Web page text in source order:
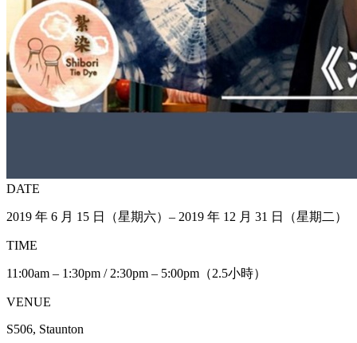
DATE
2019 年 6 月 15 日（星期六）– 2019 年 12 月 31 日（星期二）
TIME
11:00am – 1:30pm / 2:30pm – 5:00pm（2.5小時）
VENUE
S506, Staunton